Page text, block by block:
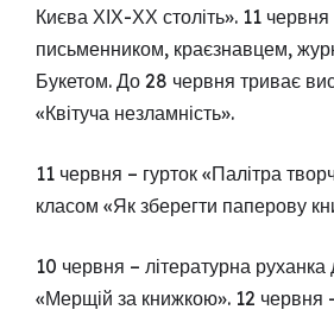
Києва ХІХ-ХХ століть». 11 червня
письменником, краєзнавцем,
Букетом. До 28 червня триває
«Квітуча незламність».
11 червня – гурток «Палітра
класом «Як зберегти паперову
10 червня – літературна
«Мерщій за книжкою». 12 червня